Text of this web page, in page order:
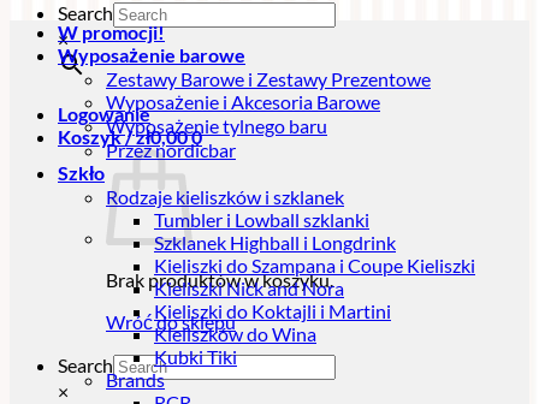
Search
×
Logowanie
Koszyk /zł0,000
Brak produktów w koszyku.
Wróć do sklepu
Search
×
W promocji!
Wyposażenie barowe
Zestawy Barowe i Zestawy Prezentowe
Wyposażenie i Akcesoria Barowe
Wyposażenie tylnego baru
Przez nordicbar
Szkło
Rodzaje kieliszków i szklanek
Tumbler i Lowball szklanki
Szklanek Highball i Longdrink
Kieliszki do Szampana i Coupe Kieliszki
Kieliszki Nick and Nora
Kieliszki do Koktajli i Martini
Kieliszków do Wina
Kubki Tiki
Brands